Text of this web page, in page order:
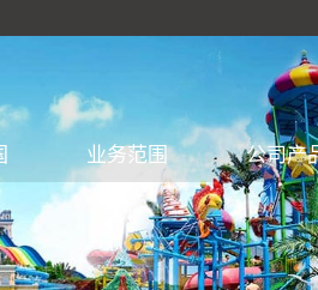
业务范围 公司产